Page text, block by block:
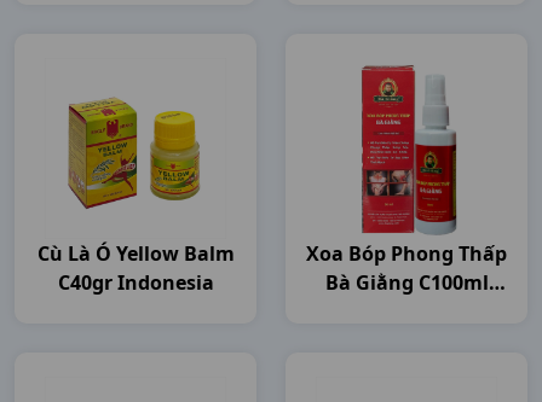
Cù Là Ó Yellow Balm
C40gr Indonesia
Xoa Bóp Phong Thấp
Bà Giằng C100ml